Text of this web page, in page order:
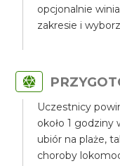
opcjonalnie
zakresie i
Uczestnicy
około 1 godziny
ubiór na plaże,
choroby